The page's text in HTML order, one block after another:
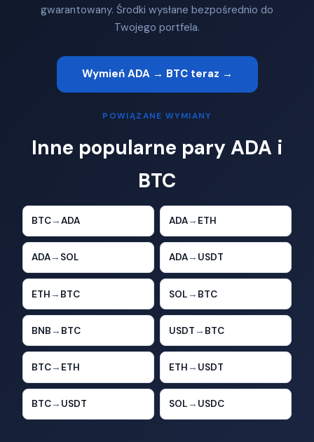
gwarantowany. Środki wysłane bezpośrednio do
Twojego portfela.
Wymień ADA → BTC teraz →
POWIĄZANE WYMIANY
Inne popularne pary ADA i
BTC
BTC→ADA ADA→ ETH
ADA→ SOL ADA→ USDT
ETH → BTC SOL → BTC
BNB → BTC USDT → BTC
BTC→ ETH ETH → USDT
BTC→ USDT SOL → USDC